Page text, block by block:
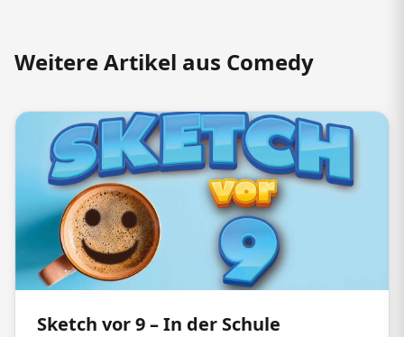
Weitere Artikel aus Comedy
Sketch vor 9 – In der Schule